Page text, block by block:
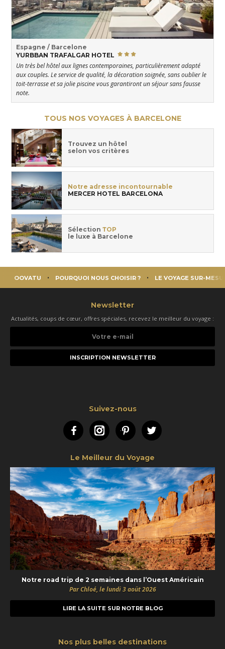
Espagne / Barcelone
YURBBAN TRAFALGAR HOTEL
Un très bel hôtel aux lignes contemporaines, particulièrement adapté
aux couples. Le service de qualité, la décoration soignée, sans oublier le
toit-terrasse et sa jolie piscine vous garantiront un séjour sans fausse
note.
TOUS NOS VOYAGES À BARCELONE
Trouvez un hôtel
selon vos critères
Notre adresse incontournable
MERCER HOTEL BARCELONA
Sélection TOP
le luxe à Barcelone
OOVATU POURQUOI NOUS CHOISIR ? LE VOYAGE SUR-
Newsletter
Actualités, coups de cœur, offres spéciales, recevez le meilleur du voyage :
e-
Suivez-nous
FacebookInstagramPinterestTwitter
Le Meilleur du Voyage
Notre road trip de 2 semaines dans l’Ouest Américain
Par Chloé, le lundi 3 août 2026
LIRE LA SUITE SUR NOTRE BLOG
Nos plus belles destinations